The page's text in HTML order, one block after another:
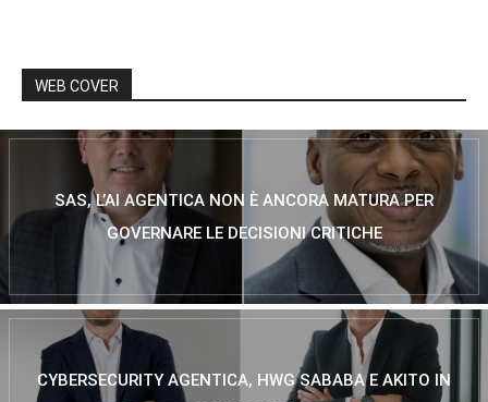
WEB COVER
SAS, L’AI AGENTICA NON È ANCORA MATURA PER
GOVERNARE LE DECISIONI CRITICHE
CYBERSECURITY AGENTICA, HWG SABABA E AKITO IN